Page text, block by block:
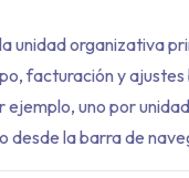
unidad organizativa
facturación y
uno por
desde la barra de